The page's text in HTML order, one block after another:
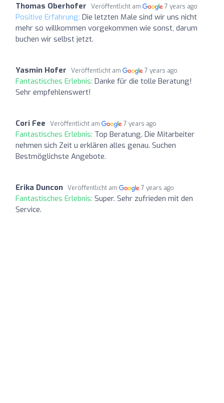
Thomas Oberhofer Veröffentlicht am 7 years ago
Positive Erfahrung: Die letzten Male sind wir uns nicht
mehr so willkommen vorgekommen wie sonst, darum
buchen wir selbst jetzt.
Yasmin Hofer Veröffentlicht am 7 years ago
Fantastisches Erlebnis: Danke für die tolle Beratung!
Sehr empfehlenswert!
Cori Fee Veröffentlicht am 7 years ago
Fantastisches Erlebnis: Top Beratung. Die Mitarbeiter
nehmen sich Zeit u erklären alles genau. Suchen
Bestmöglichste Angebote.
Erika Duncon Veröffentlicht am 7 years ago
Fantastisches Erlebnis: Super. Sehr zufrieden mit den
Service.